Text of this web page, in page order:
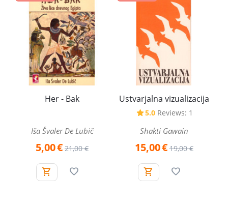
Her - Bak
Iša Švaler De Lubič
5,00€ 21,00 €
Ustvarjalna vizualizacija
5.0 Reviews: 1
Shakti Gawain
15,00€ 19,00 €